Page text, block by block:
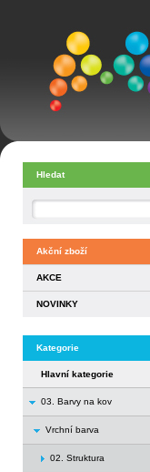
Hledat
Akční zboží
AKCE
NOVINKY
Kategorie
Hlavní kategorie
03. Barvy na kov
Vrchní barva
02. Struktura